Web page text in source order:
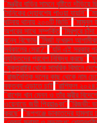
"মন্ত্রীর বাড়ির সামনে বৃষ্টিতে দাঁড়িয়ে
সৈনিকের দেহাবশেষ পাওয়া যায়নি"
ঘটনায় থানায় ২০০টি জিডি" "মামুনুল
অপরের সাথে সম্পর্কিত "মিরপুরে
বন্ধে বিক্ষোভ "মির্জা ফখরুল
সর্বকালের সেরা?" "যদি এই সরকার
ব্যক্তিদের প্রবেশ নিষিদ্ধ করছে"
"যুক্তরাষ্ট্র থেকে সামরিক বিমানে
"রাজনৈতিক দলের কাছ থেকে নাম
বক্তব্য এড়াতে চাই "রাশিফল
"রাশেদ খান মেনন ও তাঁর স্ত্রীর
ওয়েনাডে জয়ী প্রিয়াঙ্কা" "রিজভী:
করছে" "রূপগঞ্জে ডাকাতদের